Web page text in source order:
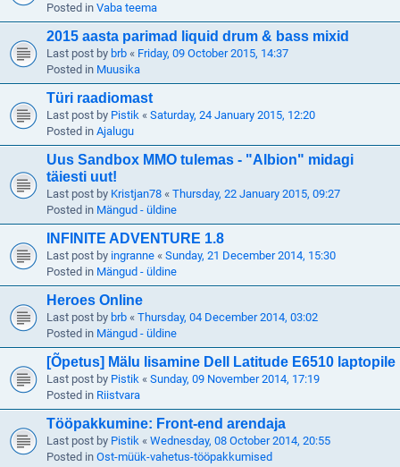
Posted in Vaba teema
2015 aasta parimad liquid drum & bass mixid
Last post by brb « Friday, 09 October 2015, 14:37
Posted in Muusika
Türi raadiomast
Last post by Pistik « Saturday, 24 January 2015, 12:20
Posted in Ajalugu
Uus Sandbox MMO tulemas - "Albion" midagi
täiesti uut!
Last post by Kristjan78 « Thursday, 22 January 2015, 09:27
Posted in Mängud - üldine
INFINITE ADVENTURE 1.8
Last post by ingranne « Sunday, 21 December 2014, 15:30
Posted in Mängud - üldine
Heroes Online
Last post by brb « Thursday, 04 December 2014, 03:02
Posted in Mängud - üldine
[Õpetus] Mälu lisamine Dell Latitude E6510 laptopile
Last post by Pistik « Sunday, 09 November 2014, 17:19
Posted in Riistvara
Tööpakkumine: Front-end arendaja
Last post by Pistik « Wednesday, 08 October 2014, 20:55
Posted in Ost-müük-vahetus-tööpakkumised